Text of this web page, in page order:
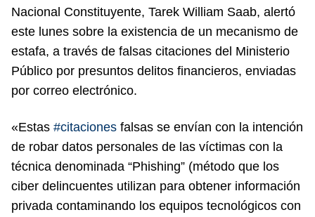
Nacional Constituyente, Tarek William Saab, alertó
este lunes sobre la existencia de un mecanismo de
estafa, a través de falsas citaciones del Ministerio
Público por presuntos delitos financieros, enviadas
por correo electrónico.
«Estas #citaciones falsas se envían con la intención
de robar datos personales de las víctimas con la
técnica denominada “Phishing” (método que los
ciber delincuentes utilizan para obtener información
privada contaminando los equipos tecnológicos con